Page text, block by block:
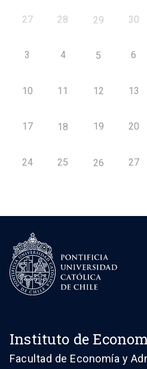
27 28 29 30
3 4 5 6
10 11 12 13
17 18 19 20
24 25 26 27
Instituto de
Facultad de Economía y